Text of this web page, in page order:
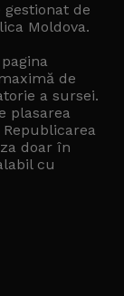
de
Moldova.
de
a sursei.
plasarea
doar în
cu